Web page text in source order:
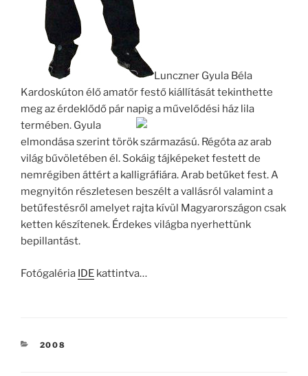
Lunczner Gyula Béla
Kardoskúton élő amatőr festő kiállítását tekinthette
meg az érdeklődő pár napig a művelődési ház lila
termében. Gyula
elmondása szerint török származású. Régóta az arab
világ bűvöletében él. Sokáig tájképeket festett de
nemrégiben áttért a kalligráfiára. Arab betűket fest. A
megnyitón részletesen beszélt a vallásról valamint a
betűfestésről amelyet rajta kívül Magyarországon csak
ketten készítenek. Érdekes világba nyerhettünk
bepillantást.
Fotógaléria IDE kattintva…
KATEGÓRIÁK
2008